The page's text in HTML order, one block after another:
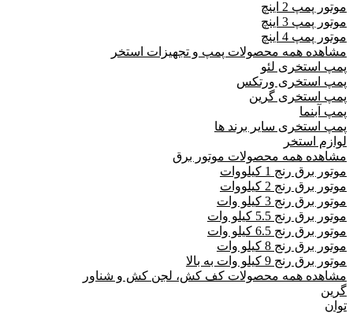
موتور پمپ 2 اینچ
موتور پمپ 3 اینچ
موتور پمپ 4 اینچ
مشاهده همه محصولات پمپ و تجهیزات استخر
پمپ استخری لئو
پمپ استخری ورتکس
پمپ استخری گرین
پمپ آبنما
پمپ استخری سایر برند ها
لوازم استخر
مشاهده همه محصولات موتور برق
موتور برق رنج 1 کیلووات
موتور برق رنج 2 کیلووات
موتور برق رنج 3 کیلو وات
موتور برق رنج 5.5 کیلو وات
موتور برق رنج 6.5 کیلو وات
موتور برق رنج 8 کیلو وات
موتور برق رنج 9 کیلو وات به بالا
مشاهده همه محصولات کف کش، لجن کش و شناور
گرین
توان